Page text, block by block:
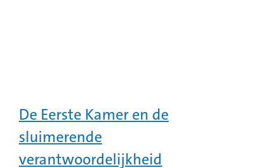
De Eerste Kamer en de
sluimerende
verantwoordelijkheid